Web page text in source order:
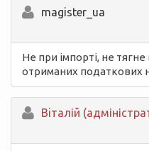
magister_ua
Не при імпорті, не
отриманих податкових
Вiталій